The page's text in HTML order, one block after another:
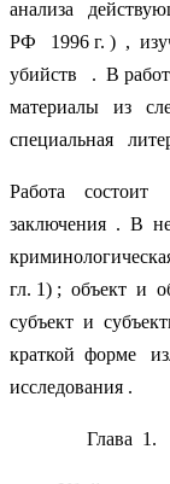
анализа
РФ 1996 г. ) ,
убийств . В
материалы из
специальная
Работа
заключения . В
гл. 1) ; объект и
субъект и
краткой форме
исследования .
Глава 1.